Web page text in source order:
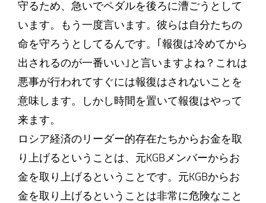
守るため、急いでペダルを後ろに漕ごうとして
います。もう一度言います。彼らは自分たちの
命を守ろうとしてるんです。｢報復は冷めてから
出されるのが一番いい｣と言いますよね？これは
悪事が行われてすぐには報復はされないことを
意味します。しかし時間を置いて報復はやって
来ます。
ロシア経済のリーダー的存在たちからお金を取
り上げるということは、元KGBメンバーからお
金を取り上げるということです。元KGBからお
金を取り上げるということは非常に危険なこと